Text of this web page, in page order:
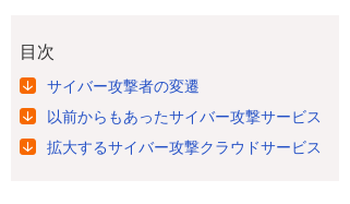
目次
サイバー攻撃者の変遷
以前からもあったサイバー攻撃サービス
拡大するサイバー攻撃クラウドサービス